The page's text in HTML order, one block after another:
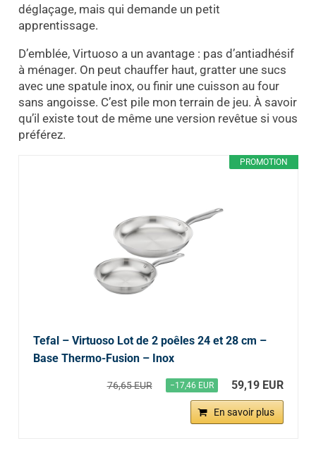
déglaçage, mais qui demande un petit
apprentissage.
D’emblée, Virtuoso a un avantage : pas d’antiadhésif
à ménager. On peut chauffer haut, gratter une sucs
avec une spatule inox, ou finir une cuisson au four
sans angoisse. C’est pile mon terrain de jeu. À savoir
qu’il existe tout de même une version revêtue si vous
préférez.
PROMOTION
Tefal – Virtuoso Lot de 2 poêles 24 et 28 cm –
Base Thermo-Fusion – Inox
76,65 EUR −17,46 EUR 59,19 EUR
En savoir plus